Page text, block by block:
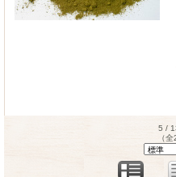
5 /
（